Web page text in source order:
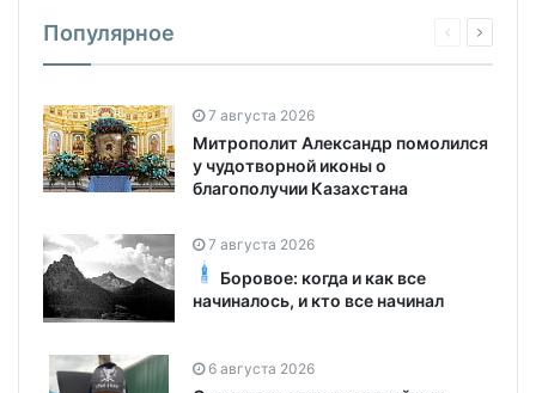
Популярное
7 августа 2026
Митрополит Александр помолился
у чудотворной иконы о
благополучии Казахстана
7 августа 2026
Боровое: когда и как все
начиналось, и кто все начинал
6 августа 2026